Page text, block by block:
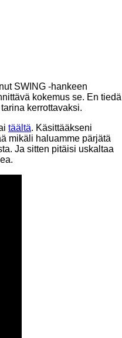
SWING -hankeen
kokemus se. En tiedä
kerrottavaksi.
täältä. Käsittääkseni
mikäli haluamme pärjätä
Ja sitten pitäisi uskaltaa